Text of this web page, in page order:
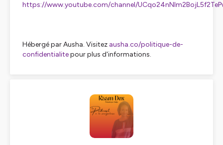
https://www.youtube.com/channel/
Hébergé par Ausha. Visitez ausha.co/politique-de-
confidentialitepour plus d'informations.